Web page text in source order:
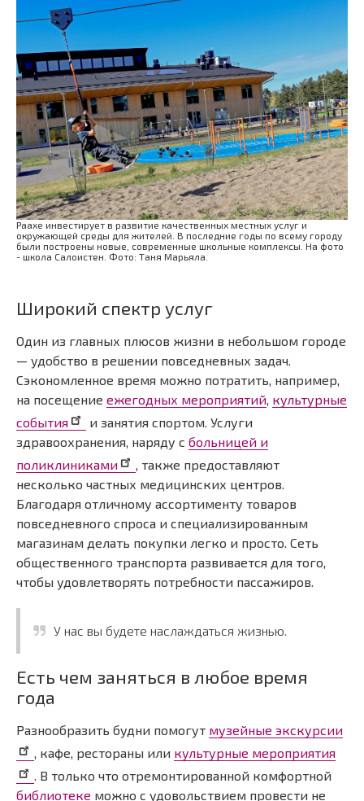
Раахе инвестирует в развитие качественных местных услуг и
окружающей среды для жителей. В последние годы по всему городу
были построены новые, современные школьные комплексы. На фото
- школа Салоистен. Фото: Таня Марьяла.
Широкий спектр услуг
Один из главных плюсов жизни в небольшом городе
— удобство в решении повседневных задач.
Сэкономленное время можно потратить, например,
на посещение ежегодных мероприятий, культурные
события
и занятия спортом. Услуги
здравоохранения, наряду с больницей и
поликлиниками
, также предоставляют
несколько частных медицинских центров.
Благодаря отличному ассортименту товаров
повседневного спроса и специализированным
магазинам делать покупки легко и просто. Сеть
общественного транспорта развивается для того,
чтобы удовлетворять потребности пассажиров.
У нас вы будете наслаждаться жизнью.
Есть чем заняться в любое время
года
Разнообразить будни помогут музейные экскурсии
, кафе, рестораны или культурные мероприятия
. В только что отремонтированной комфортной
библиотеке можно с удовольствием провести не